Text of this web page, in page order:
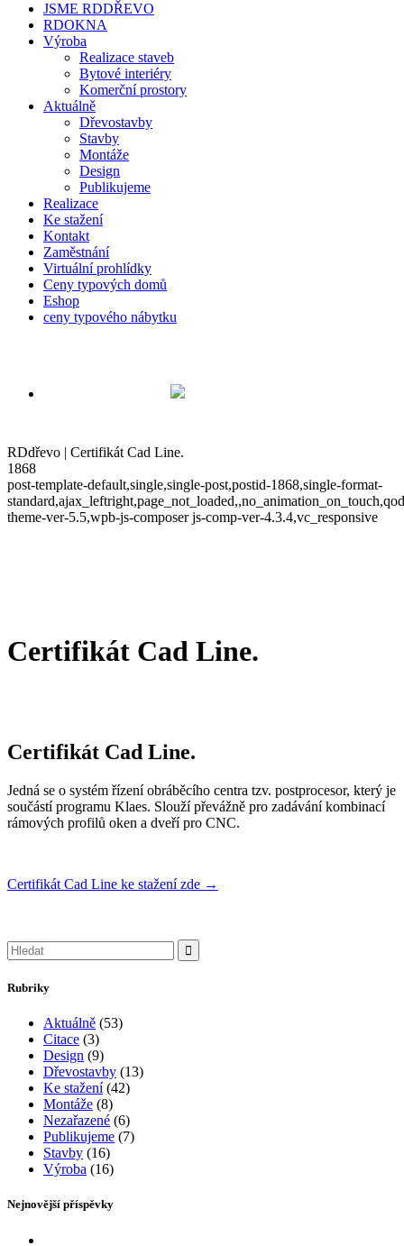
JSME RDDŘEVO
RDOKNA
Výroba
Realizace staveb
Bytové interiéry
Komerční prostory
Aktuálně
Dřevostavby
Stavby
Montáže
Design
Publikujeme
Realizace
Ke stažení
Kontakt
Zaměstnání
Virtuální prohlídky
Ceny typových domů
Eshop
ceny typového nábytku
RDdřevo | Certifikát Cad Line.
1868
post-template-default,single,single-post,postid-1868,single-format-
theme-ver-5.5,wpb-js-composer js-comp-ver-4.3.4,vc_responsive
Certifikát Cad Line.
Certifikát Cad Line.
Jedná se o systém řízení obráběcího centra tzv. postprocesor, který je
součástí programu Klaes. Slouží převážně pro zadávání kombinací
rámových profilů oken a dveří pro CNC.
Certifikát Cad Line ke stažení zde →
Search
for:
Rubriky
Aktuálně (53)
Citace (3)
Design (9)
Dřevostavby (13)
Ke stažení(42)
Montáže (8)
Nezařazené (6)
Publikujeme (7)
Stavby (16)
Výroba (16)
Nejnovější příspěvky